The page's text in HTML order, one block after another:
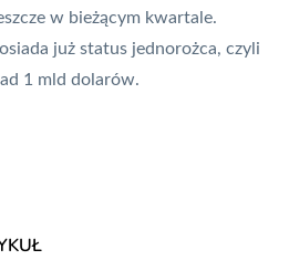
w bieżącym kwartale.
już status jednorożca, czyli
1 mld dolarów.